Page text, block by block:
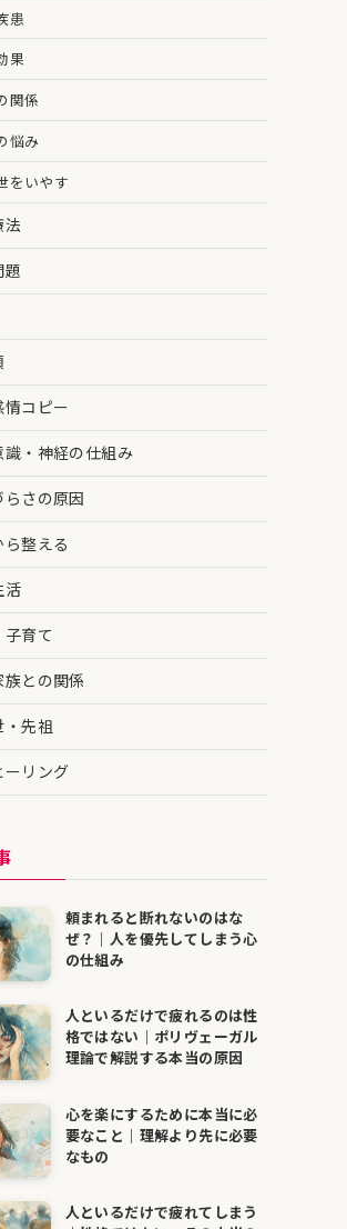
患
果
関係
悩み
をいやす
法
題
情コピー
識・神経の仕組み
らさの原因
整える
活
子育て
族との関係
・先祖
ーリング
頼まれると断れないのはな
ぜ？｜人を優先してしまう心
の仕組み
人といるだけで疲れるのは性
格ではない｜ポリヴェーガル
理論で解説する本当の原因
心を楽にするために本当に必
要なこと｜理解より先に必要
なもの
人といるだけで疲れてしまう